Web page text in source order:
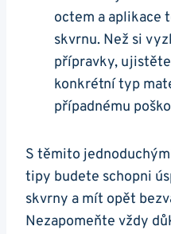
octem a aplikace
skvrnu. Než si
přípravky,
konkrétní ⁤typ
případnému
S těmito
tipy budete schopni
skvrny a mít opět
Nezapomeňte⁤ vždy